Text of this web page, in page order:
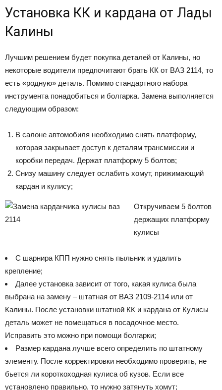
Установка КК и кардана от Лады
Калины
Лучшим решением будет покупка деталей от Калины, но
некоторые водители предпочитают брать КК от ВАЗ 2114, то
есть «родную» деталь. Помимо стандартного набора
инструмента понадобиться и болгарка. Замена выполняется
следующим образом:
В салоне автомобиля необходимо снять платформу,
которая закрывает доступ к деталям трансмиссии и
коробки передач. Держат платформу 5 болтов;
Снизу машину следует ослабить хомут, прижимающий
кардан и кулису;
Откручиваем 5 болтов
держащих платформу
кулисы
С шарнира КПП нужно снять пыльник и удалить
крепление;
Далее установка зависит от того, какая кулиса была
выбрана на замену – штатная от ВАЗ 2109-2114 или от
Калины. После установки штатной КК и кардана от Кулисы
деталь может не помещаться в посадочное место.
Исправить это можно при помощи болгарки;
Размер кардана лучше всего определить по штатному
элементу. После корректировки необходимо проверить, не
бьется ли короткоходная кулиса об кузов. Если все
установлено правильно, то нужно затянуть хомут;